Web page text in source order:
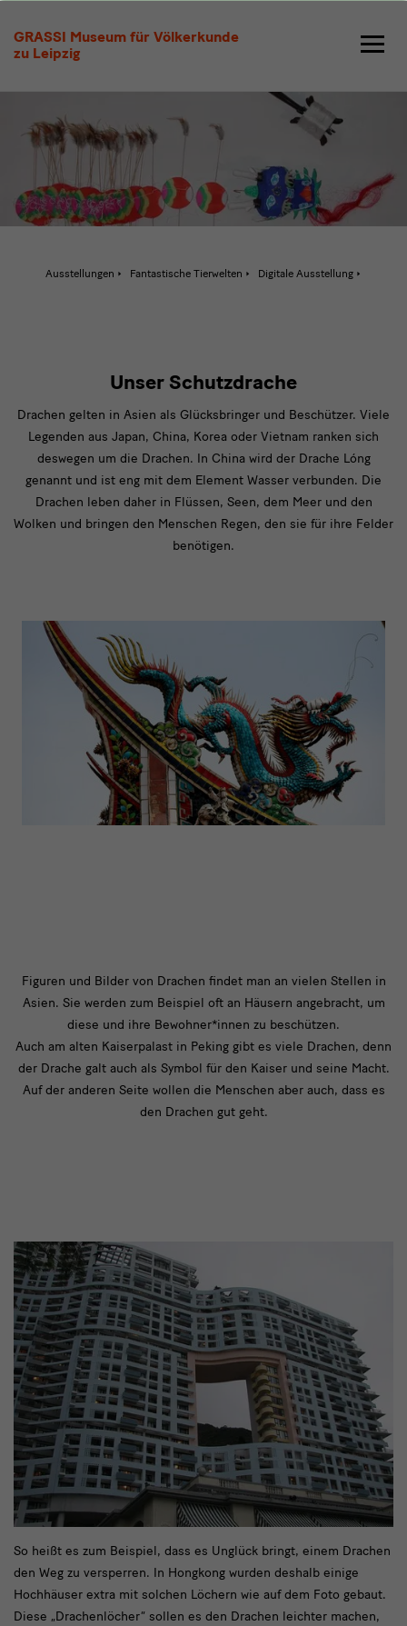
GRASSI Museum für Völkerkunde
zu Leipzig
Ausstellungen Fantastische Tierwelten Digitale Ausstellung
Unser Schutzdrache
Drachen gelten in Asien als Glücksbringer und Beschützer. Viele
Legenden aus Japan, China, Korea oder Vietnam ranken sich
deswegen um die Drachen. In China wird der Drache Lóng
genannt und ist eng mit dem Element Wasser verbunden. Die
Drachen leben daher in Flüssen, Seen, dem Meer und den
Wolken und bringen den Menschen Regen, den sie für ihre Felder
benötigen.
bild
text
2
Figuren und Bilder von Drachen findet man an vielen Stellen in
Asien. Sie werden zum Beispiel oft an Häusern angebracht, um
diese und ihre Bewohner*innen zu beschützen.
Auch am alten Kaiserpalast in Peking gibt es viele Drachen, denn
der Drache galt auch als Symbol für den Kaiser und seine Macht.
Auf der anderen Seite wollen die Menschen aber auch, dass es
den Drachen gut geht.
text
2
So heißt es zum Beispiel, dass es Unglück bringt, einem Drachen
den Weg zu versperren. In Hongkong wurden deshalb einige
Hochhäuser extra mit solchen Löchern wie auf dem Foto gebaut.
Diese „Drachenlöcher“ sollen es den Drachen leichter machen,